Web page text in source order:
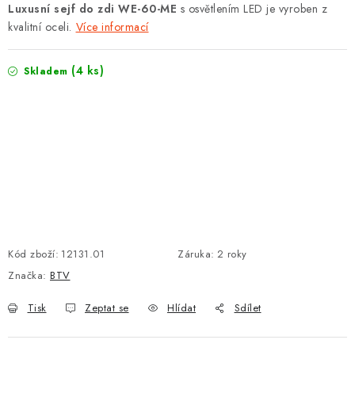
VELKOOBCHOD
STÁTNÍ INSTITUCE
Zámečnické služby
Bezpečnostní třídy - PYRAMIDA BEZPEČNOSTI
Luxusní sejf do zdi WE-60-ME s osvětlením LED je vyroben z
kvalitní oceli. Více informací
Skladem (4 ks)
Kód zboží: 12131.01 Záruka: 2 roky
Značka: BTV
Tisk Zeptat se Hlídat Sdílet